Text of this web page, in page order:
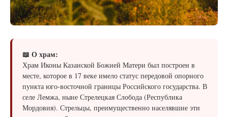
📖 О храм:
Храм Иконы Казанской Божией Матери был построен в
месте, которое в 17 веке имело статус передовой опорного
пункта юго-восточной границы Российского государства. В
селе Лемжа, ныне Стрелецкая Слобода (Республика
Мордовия). Стрельцы, преимущественно населявшие эти